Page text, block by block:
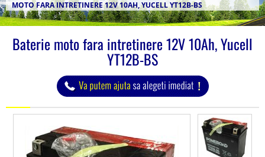
MOTO FARA INTRETINERE 12V 10AH, YUCELL YT12B-BS
Baterie moto fara intretinere 12V 10Ah, Yucell
YT12B-BS